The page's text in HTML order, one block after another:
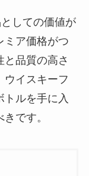
しての価値が
ミア価格がつ
と品質の高さ
ウイスキーフ
トルを手に入
です。